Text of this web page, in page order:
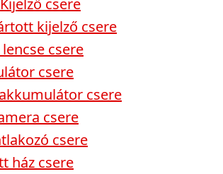
csere
kijelző csere
csere
csere
csere
csere
csere
ház csere